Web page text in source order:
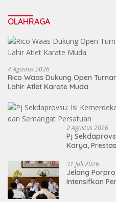
OLAHRAGA
4 Agustus 2026
Rico Waas Dukung Open
Lahir Atlet Karate Muda
2 Agustus 2026
Pj
Karya,
31 Juli 2026
Jelang
Intensifkan